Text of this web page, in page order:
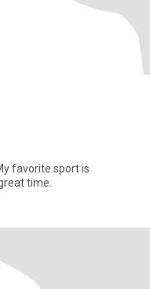
great time.